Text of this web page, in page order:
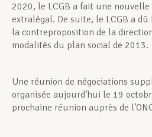
2020, le LCGB a fait une
extralégal. De suite, le LCGB a
la contreproposition de la
modalités du plan social de 2013.
Une réunion de négociations
organisée aujourd’hui le 19
prochaine réunion auprès de